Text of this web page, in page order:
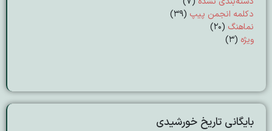
دکلمه انجمن پیپ (39)
نماهنگ (20)
ویژه (3)
بایگانی تاریخ خورشیدی